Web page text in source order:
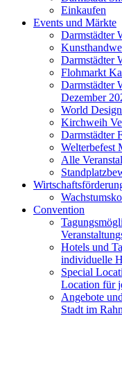
Einkaufen
Events und Märkte
Darmstädter
Darmstädter
Flohmarkt
Darmstädter
Dezember
World
Kirchweih
Darmstädter
Welterbefest
Alle
Convention
Hotels und
individuelle
Special
Location für
Angebote
Stadt im